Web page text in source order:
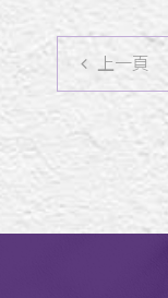
上一頁